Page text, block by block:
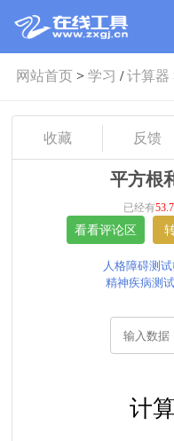
网站首页> 学习 /计算器
收藏 反馈
平方根
已经有
人格障碍测
精神疾病测
计